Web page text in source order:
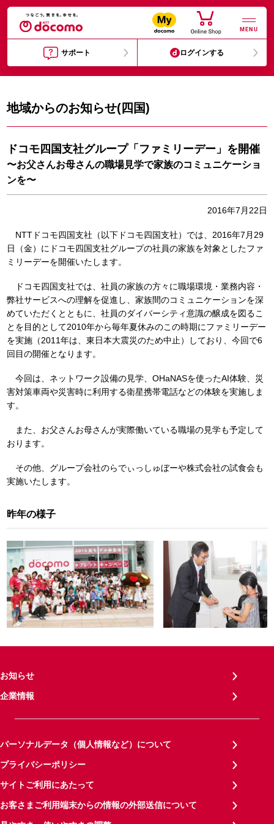
MENU
サポート ログインする
地域からのお知らせ(四国)
ドコモ四国支社グループ「ファミリーデー」を開催
〜お父さんお母さんの職場見学で家族のコミュニケーショ
ンを〜
2016年7月22日
NTTドコモ四国支社（以下ドコモ四国支社）では、2016年7月29
日（金）にドコモ四国支社グループの社員の家族を対象としたファ
ミリーデーを開催いたします。
ドコモ四国支社では、社員の家族の方々に職場環境・業務内容・
弊社サービスへの理解を促進し、家族間のコミュニケーションを深
めていただくとともに、社員のダイバーシティ意識の醸成を図るこ
とを目的として2010年から毎年夏休みのこの時期にファミリーデー
を実施（2011年は、東日本大震災のため中止）しており、今回で6
回目の開催となります。
今回は、ネットワーク設備の見学、OHaNASを使ったAI体験、災
害対策車両や災害時に利用する衛星携帯電話などの体験を実施しま
す。
また、お父さんお母さんが実際働いている職場の見学も予定して
おります。
その他、グループ会社のらでぃっしゅぼーや株式会社の試食会も
実施いたします。
昨年の様子
お知らせ
企業情報
パーソナルデータ（個人情報など）について
プライバシーポリシー
サイトご利用にあたって
お客さまご利用端末からの情報の外部送信について